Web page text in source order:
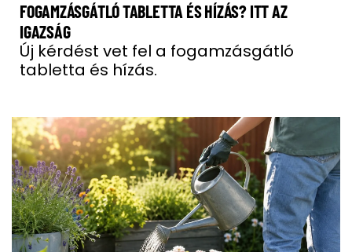
FOGAMZÁSGÁTLÓ TABLETTA ÉS HÍZÁS? ITT AZ
IGAZSÁG
Új kérdést vet fel a fogamzásgátló
tabletta és hízás.